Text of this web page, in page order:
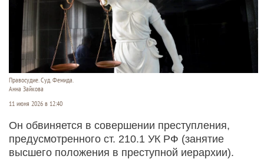
Правосудие. Суд. Фемида.
Анна Зайкова
11 июня 2026 в 12:40
Он обвиняется в совершении преступления,
предусмотренного ст. 210.1 УК РФ (занятие
высшего положения в преступной иерархии).